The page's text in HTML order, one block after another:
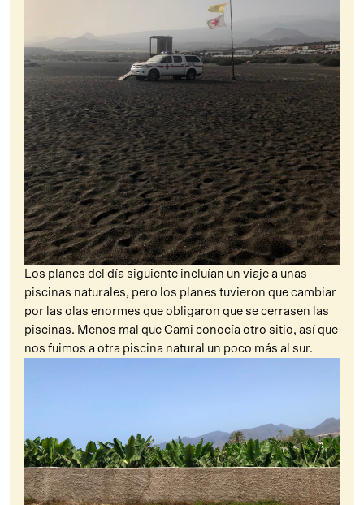
Los planes del día siguiente incluían un viaje a unas
piscinas naturales, pero los planes tuvieron que cambiar
por las olas enormes que obligaron que se cerrasen las
piscinas. Menos mal que Cami conocía otro sitio, así que
nos fuimos a otra piscina natural un poco más al sur.